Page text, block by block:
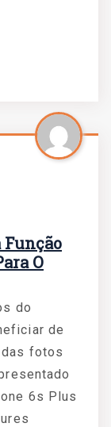
Função
O
do
de
das fotos
6s Plus